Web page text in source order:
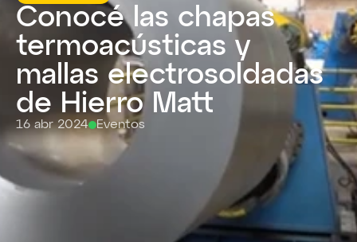
Conocé las chapas
termoacústicas y
mallas electrosoldadas
de Hierro Matt
16 abr 2024 Eventos